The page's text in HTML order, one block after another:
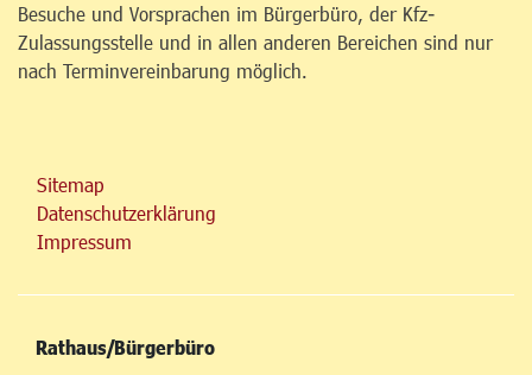
Besuche und Vorsprachen im Bürgerbüro, der Kfz-
Zulassungsstelle und in allen anderen Bereichen sind nur
nach Terminvereinbarung möglich.
Sitemap
Datenschutzerklärung
Impressum
Rathaus/Bürgerbüro